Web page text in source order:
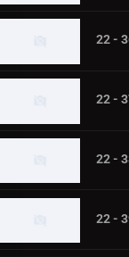
22 -
22 -
22 -
22 -